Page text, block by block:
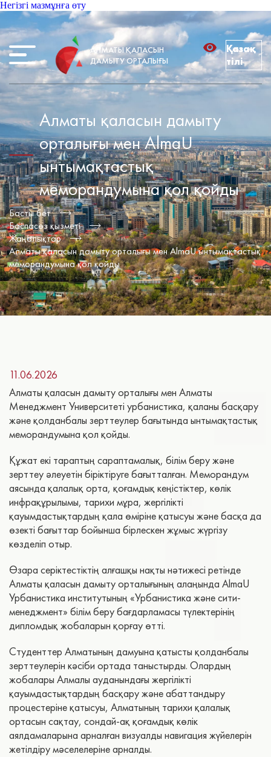
Негізгі мазмұнға өту
АЛМАТЫ ҚАЛАСЫН
ДАМЫТУ ОРТАЛЫҒЫ
Қазақ
тілі
Алматы қаласын дамыту
орталығы мен AlmaU
ынтымақтастық
меморандумына қол қойды
Басты бет
Баспасөз қызметі
Жаңалықтар
Алматы қаласын дамыту орталығы мен AlmaU ынтымақтастық
меморандумына қол қойды
11.06.2026
Алматы қаласын дамыту орталығы мен Алматы
Менеджмент Университеті урбанистика, қаланы басқару
және қолданбалы зерттеулер бағытында ынтымақтастық
меморандумына қол қойды.
Құжат екі тараптың сараптамалық, білім беру және
зерттеу әлеуетін біріктіруге бағытталған. Меморандум
аясында қалалық орта, қоғамдық кеңістіктер, көлік
инфрақұрылымы, тарихи мұра, жергілікті
қауымдастықтардың қала өміріне қатысуы және басқа да
өзекті бағыттар бойынша бірлескен жұмыс жүргізу
көзделіп отыр.
Өзара серіктестіктің алғашқы нақты нәтижесі ретінде
Алматы қаласын дамыту орталығының алаңында AlmaU
Урбанистика институтының «Урбанистика және сити-
менеджмент» білім беру бағдарламасы түлектерінің
дипломдық жобаларын қорғау өтті.
Студенттер Алматының дамуына қатысты қолданбалы
зерттеулерін кәсіби ортада таныстырды. Олардың
жобалары Алмалы ауданындағы жергілікті
қауымдастықтардың басқару және абаттандыру
процестеріне қатысуы, Алматының тарихи қалалық
ортасын сақтау, сондай-ақ қоғамдық көлік
аялдамаларына арналған визуалды навигация жүйелерін
жетілдіру мәселелеріне арналды.